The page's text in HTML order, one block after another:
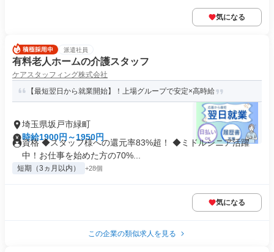
気になる
派遣社員
有料老人ホームの介護スタッフ
ケアスタッフィング株式会社
【最短翌日から就業開始】！上場グループで安定×高時給
埼玉県坂戸市緑町
時給1900円～1950円
資格 ◆スタッフ様への還元率83%超！ ◆ミドルシニア活躍
中！お仕事を始めた方の70%...
短期（3ヵ月以内） +28個
気になる
この企業の類似求人を見る